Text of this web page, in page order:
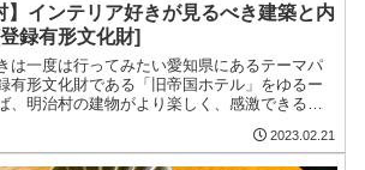
】インテリア好きが見るべき建築と内
録有形文化財]
は一度は行ってみたい愛知県にあるテーマパ
有形文化財である「旧帝国ホテル」をゆるー
、明治村の建物がより楽しく、感激できるは
2023.02.21